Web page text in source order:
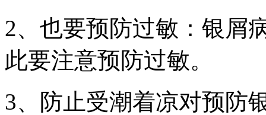
2、也要预防过敏：银屑
此要注意预防过敏。
3、防止受潮着凉对预防